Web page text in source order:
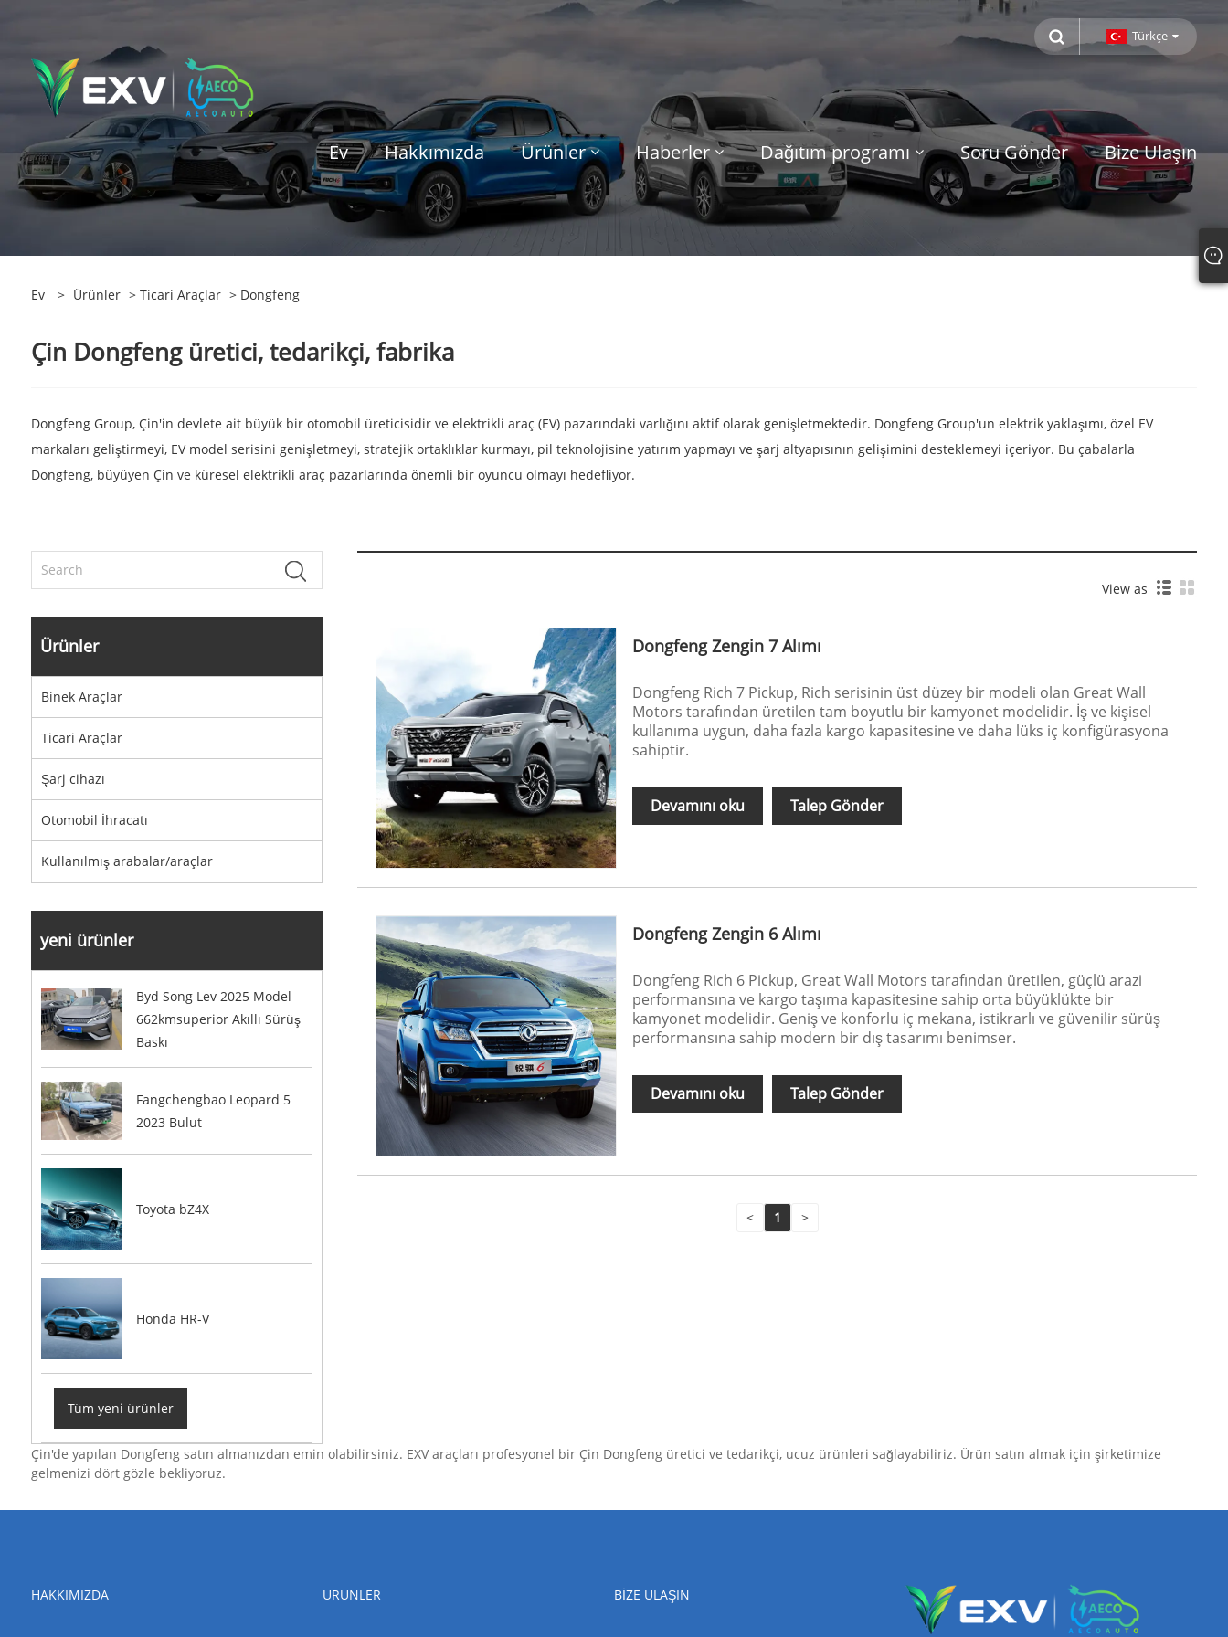
Türkçe
Ev Hakkımızda Ürünler Haberler Dağıtım programı Soru Gönder Bize Ulaşın
Ev > Ürünler > Ticari Araçlar > Dongfeng
Çin Dongfeng üretici, tedarikçi, fabrika
Dongfeng Group, Çin'in devlete ait büyük bir otomobil üreticisidir ve elektrikli araç (EV) pazarındaki varlığını aktif olarak genişletmektedir. Dongfeng Group'un elektrik yaklaşımı, özel EV
markaları geliştirmeyi, EV model serisini genişletmeyi, stratejik ortaklıklar kurmayı, pil teknolojisine yatırım yapmayı ve şarj altyapısının gelişimini desteklemeyi içeriyor. Bu çabalarla
Dongfeng, büyüyen Çin ve küresel elektrikli araç pazarlarında önemli bir oyuncu olmayı hedefliyor.
Ürünler
Binek Araçlar
Ticari Araçlar
Şarj cihazı
Otomobil İhracatı
Kullanılmış arabalar/araçlar
yeni ürünler
Byd Song Lev 2025 Model
662kmsuperior Akıllı Sürüş
Baskı
Fangchengbao Leopard 5
2023 Bulut
Toyota bZ4X
Honda HR-V
Tüm yeni ürünler
View as
Dongfeng Zengin 7 Alımı
Dongfeng Rich 7 Pickup, Rich serisinin üst düzey bir modeli olan Great Wall
Motors tarafından üretilen tam boyutlu bir kamyonet modelidir. İş ve kişisel
kullanıma uygun, daha fazla kargo kapasitesine ve daha lüks iç konfigürasyona
sahiptir.
Devamını oku Talep Gönder
Dongfeng Zengin 6 Alımı
Dongfeng Rich 6 Pickup, Great Wall Motors tarafından üretilen, güçlü arazi
performansına ve kargo taşıma kapasitesine sahip orta büyüklükte bir
kamyonet modelidir. Geniş ve konforlu iç mekana, istikrarlı ve güvenilir sürüş
performansına sahip modern bir dış tasarımı benimser.
Devamını oku Talep Gönder
< 1 >
Çin'de yapılan Dongfeng satın almanızdan emin olabilirsiniz. EXV araçları profesyonel bir Çin Dongfeng üretici ve tedarikçi, ucuz ürünleri sağlayabiliriz. Ürün satın almak için şirketimize
gelmenizi dört gözle bekliyoruz.
HAKKIMIZDA ÜRÜNLER BIZE ULAŞIN